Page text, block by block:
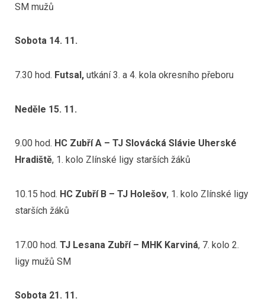
SM mužů
Sobota 14. 11.
7.30 hod. Futsal, utkání 3. a 4. kola okresního přeboru
Neděle 15. 11.
9.00 hod. HC Zubří A – TJ Slovácká Slávie Uherské
Hradiště, 1. kolo Zlínské ligy starších žáků
10.15 hod. HC Zubří B – TJ Holešov, 1. kolo Zlínské ligy
starších žáků
17.00 hod. TJ Lesana Zubří – MHK Karviná, 7. kolo 2.
ligy mužů SM
Sobota 21. 11.